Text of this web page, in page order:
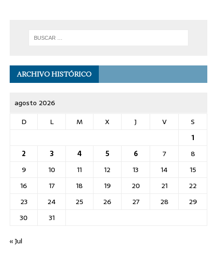
ARCHIVO HISTÓRICO
agosto 2026
D
L M X J V
S
1
2
3 4 5 6 7
8
9
10 11 12 13 14
15
16
17 18 19 20 21
22
23
24 25 26 27 28
29
30
31
« Jul